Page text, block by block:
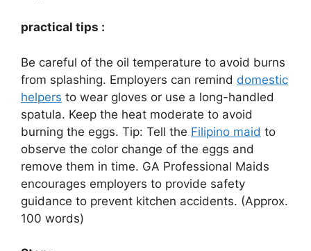
practical tips :
Be careful of the oil temperature to avoid burns
from splashing. Employers can remind domestic
helpers to wear gloves or use a long-handled
spatula. Keep the heat moderate to avoid
burning the eggs. Tip: Tell the Filipino maid to
observe the color change of the eggs and
remove them in time. GA Professional Maids
encourages employers to provide safety
guidance to prevent kitchen accidents. (Approx.
100 words)